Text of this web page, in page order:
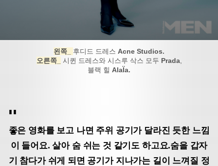
왼쪽_ 후디드 드레스 Acne Studios.
오른쪽_
시퀸 드레스와 시스루 삭스 모두 Prada,
블랙 힐 AlaÏa.
좋은 영화를 보고 나면 주위 공기가 달라진 듯한 느낌
이 들어요. 살아 숨 쉬는 것 같기도 하고요.숨을 갑자
기 참다가 쉬게 되면 공기가 지나가는 길이 느껴질 정